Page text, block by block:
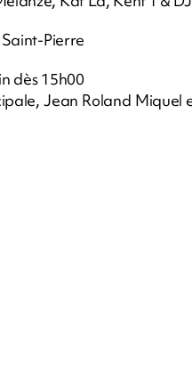
Pierre
dès 15h00
Jean Roland